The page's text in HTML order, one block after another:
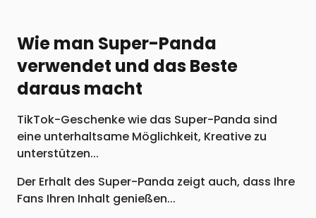
Wie man Super-Panda
verwendet und das Beste
daraus macht
TikTok-Geschenke wie das Super-Panda sind
eine unterhaltsame Möglichkeit, Kreative zu
unterstützen...
Der Erhalt des Super-Panda zeigt auch, dass Ihre
Fans Ihren Inhalt genießen...